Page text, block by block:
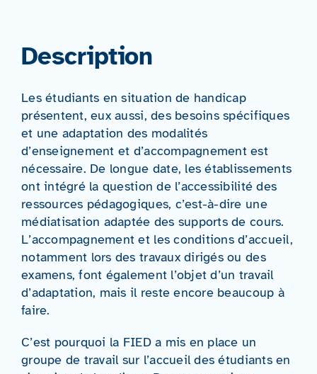
Description
Les étudiants en situation de handicap
présentent, eux aussi, des besoins spécifiques
et une adaptation des modalités
d’enseignement et d’accompagnement est
nécessaire. De longue date, les établissements
ont intégré la question de l’accessibilité des
ressources pédagogiques, c’est-à-dire une
médiatisation adaptée des supports de cours.
L’accompagnement et les conditions d’accueil,
notamment lors des travaux dirigés ou des
examens, font également l’objet d’un travail
d’adaptation, mais il reste encore beaucoup à
faire.
C’est pourquoi la FIED a mis en place un
groupe de travail sur l’accueil des étudiants en